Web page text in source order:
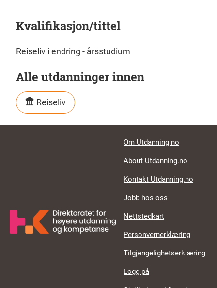
Kvalifikasjon/tittel
Reiseliv i endring - årsstudium
Alle utdanninger innen
Reiseliv
Footer links
Om Utdanning.no
About Utdanning.no
Kontakt Utdanning.no
Jobb hos oss
Nettstedkart
Personvernerklæring
Tilgjengelighetserklæring
Logg på